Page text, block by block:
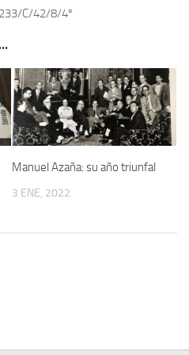
en Talavera de la Reina (1937-
1936-1947 | Buscador
1939 de Tembleque
C/42/8/4º
Manuel Azaña: su año triunfal
3 ENE, 2022